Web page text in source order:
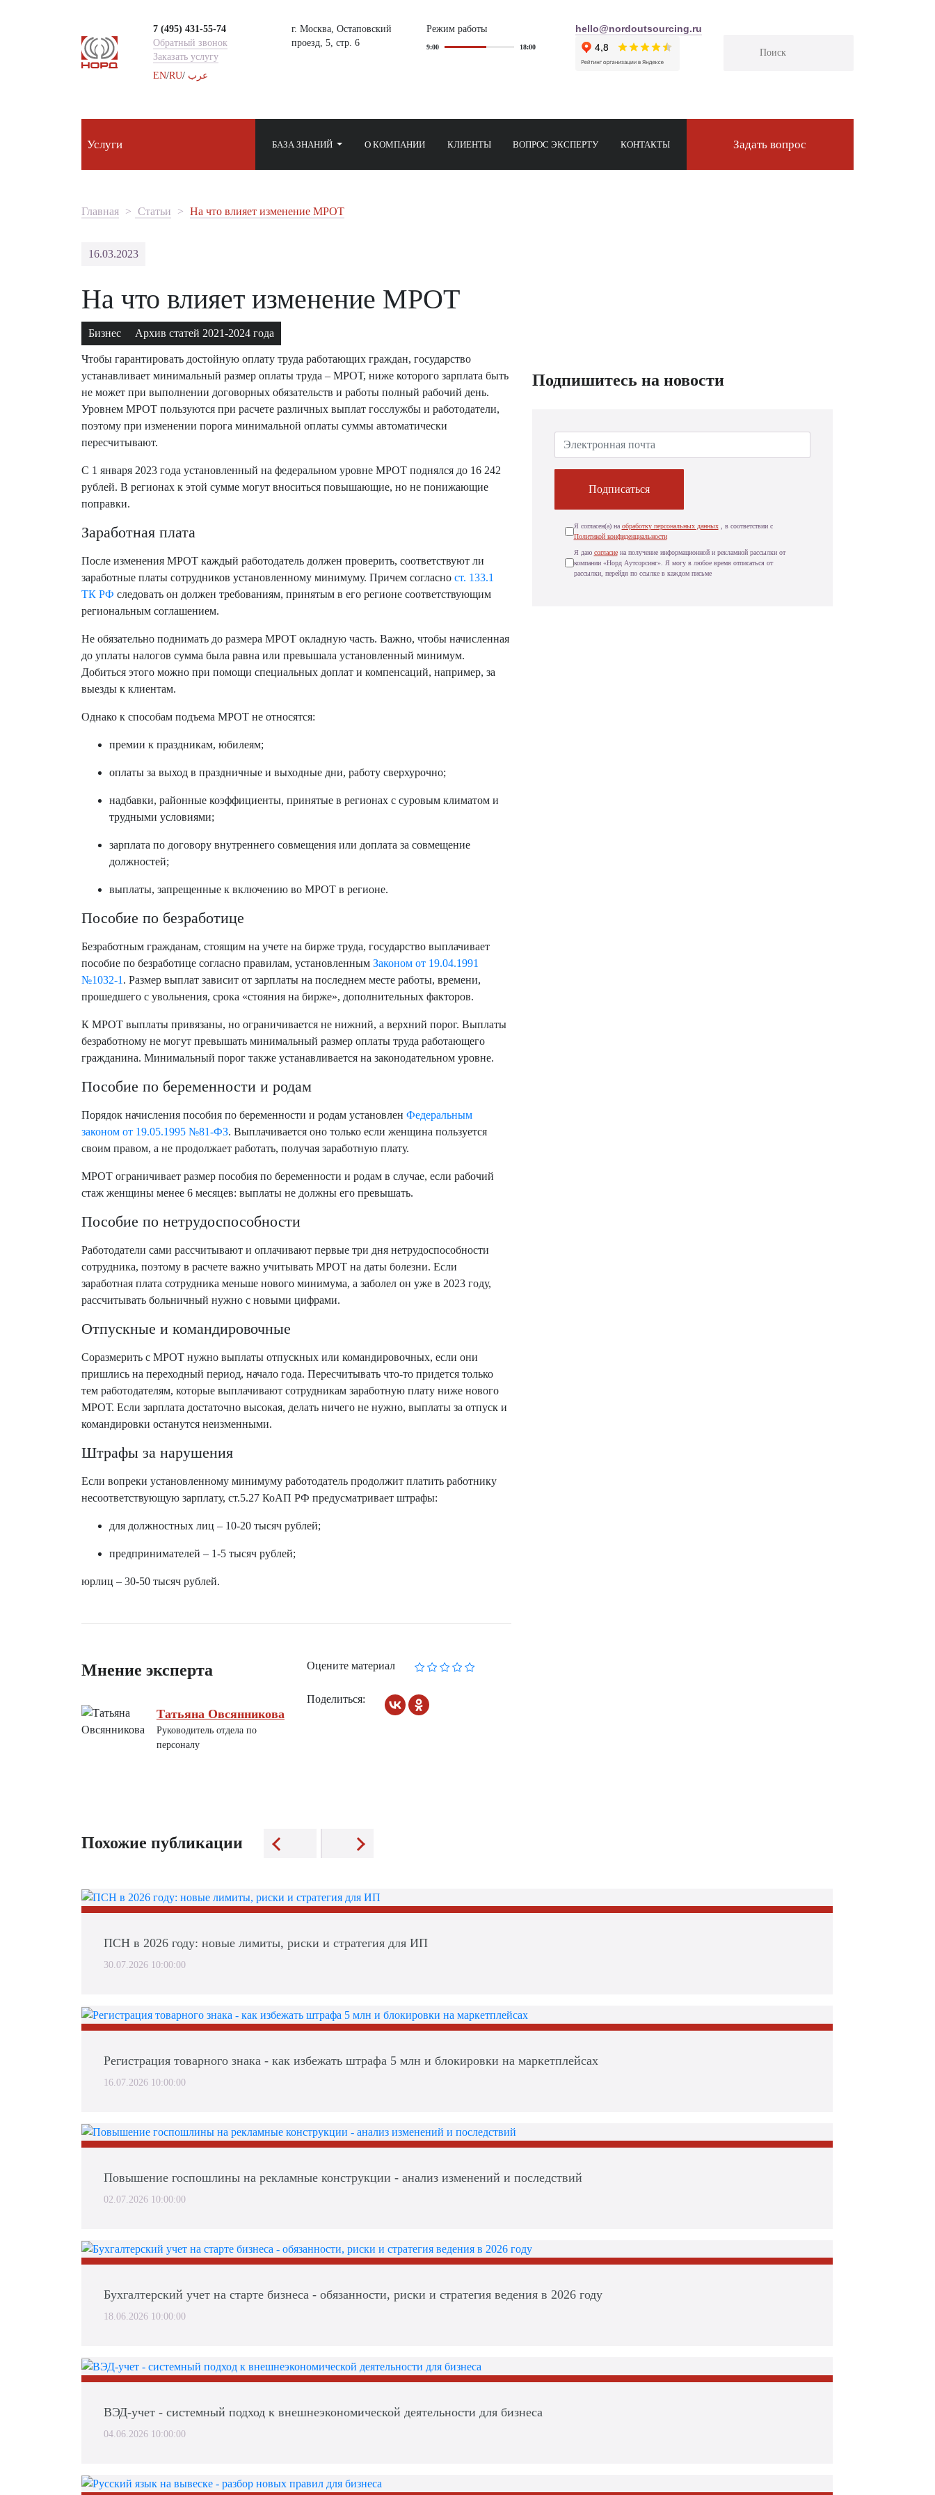
7 (495) 431-55-74
Обратный звонок
Заказать услугу
EN/RU/ عرب
г. Москва, Остаповский
проезд, 5, стр. 6
Режим работы
9:00 18:00
hello@nordoutsourcing.ru
Услуги БАЗА ЗНАНИЙ О КОМПАНИИ КЛИЕНТЫ ВОПРОС ЭКСПЕРТУ КОНТАКТЫ Задать вопрос
Главная Статьи На что влияет изменение МРОТ
16.03.2023
На что влияет изменение МРОТ
Бизнес Архив статей 2021-2024 года
Чтобы гарантировать достойную оплату труда работающих граждан, государство
устанавливает минимальный размер оплаты труда – МРОТ, ниже которого зарплата быть
не может при выполнении договорных обязательств и работы полный рабочий день.
Уровнем МРОТ пользуются при расчете различных выплат госслужбы и работодатели,
поэтому при изменении порога минимальной оплаты суммы автоматически
пересчитывают.
С 1 января 2023 года установленный на федеральном уровне МРОТ поднялся до 16 242
рублей. В регионах к этой сумме могут вноситься повышающие, но не понижающие
поправки.
Заработная плата
После изменения МРОТ каждый работодатель должен проверить, соответствуют ли
заработные платы сотрудников установленному минимуму. Причем согласно ст. 133.1
ТК РФ следовать он должен требованиям, принятым в его регионе соответствующим
региональным соглашением.
Не обязательно поднимать до размера МРОТ окладную часть. Важно, чтобы начисленная
до уплаты налогов сумма была равна или превышала установленный минимум.
Добиться этого можно при помощи специальных доплат и компенсаций, например, за
выезды к клиентам.
Однако к способам подъема МРОТ не относятся:
премии к праздникам, юбилеям;
оплаты за выход в праздничные и выходные дни, работу сверхурочно;
надбавки, районные коэффициенты, принятые в регионах с суровым климатом и
трудными условиями;
зарплата по договору внутреннего совмещения или доплата за совмещение
должностей;
выплаты, запрещенные к включению во МРОТ в регионе.
Пособие по безработице
Безработным гражданам, стоящим на учете на бирже труда, государство выплачивает
пособие по безработице согласно правилам, установленным Законом от 19.04.1991
№1032-1 . Размер выплат зависит от зарплаты на последнем месте работы, времени,
прошедшего с увольнения, срока «стояния на бирже», дополнительных факторов.
К МРОТ выплаты привязаны, но ограничивается не нижний, а верхний порог. Выплаты
безработному не могут превышать минимальный размер оплаты труда работающего
гражданина. Минимальный порог также устанавливается на законодательном уровне.
Пособие по беременности и родам
Порядок начисления пособия по беременности и родам установлен Федеральным
законом от 19.05.1995 №81-ФЗ. Выплачивается оно только если женщина пользуется
своим правом, а не продолжает работать, получая заработную плату.
МРОТ ограничивает размер пособия по беременности и родам в случае, если рабочий
стаж женщины менее 6 месяцев: выплаты не должны его превышать.
Пособие по нетрудоспособности
Работодатели сами рассчитывают и оплачивают первые три дня нетрудоспособности
сотрудника, поэтому в расчете важно учитывать МРОТ на даты болезни. Если
заработная плата сотрудника меньше нового минимума, а заболел он уже в 2023 году,
рассчитывать больничный нужно с новыми цифрами.
Отпускные и командировочные
Соразмерить с МРОТ нужно выплаты отпускных или командировочных, если они
пришлись на переходный период, начало года. Пересчитывать что-то придется только
тем работодателям, которые выплачивают сотрудникам заработную плату ниже нового
МРОТ. Если зарплата достаточно высокая, делать ничего не нужно, выплаты за отпуск и
командировки останутся неизменными.
Штрафы за нарушения
Если вопреки установленному минимуму работодатель продолжит платить работнику
несоответствующую зарплату, ст.5.27 КоАП РФ предусматривает штрафы:
для должностных лиц – 10-20 тысяч рублей;
предпринимателей – 1-5 тысяч рублей;
юрлиц – 30-50 тысяч рублей.
Мнение эксперта
Татьяна Овсянникова
Руководитель отдела по
персоналу
Оцените материал
Поделиться:
Подпишитесь на новости
Подписаться
Я согласен(а) на обработку персональных данных, в соответствии с
Политикой конфиденциальности
Я даю согласиена получение информационной и рекламной рассылки от
компании «Норд Аутсорсинг». Я могу в любое время отписаться от
рассылки, перейдя по ссылке в каждом письме
Похожие публикации
ПСН в 2026 году: новые лимиты, риски и стратегия для ИП
30.07.2026 10:00:00
Регистрация товарного знака - как избежать штрафа 5 млн и блокировки на маркетплейсах
16.07.2026 10:00:00
Повышение госпошлины на рекламные конструкции - анализ изменений и последствий
02.07.2026 10:00:00
Бухгалтерский учет на старте бизнеса - обязанности, риски и стратегия ведения в 2026 году
18.06.2026 10:00:00
ВЭД-учет - системный подход к внешнеэкономической деятельности для бизнеса
04.06.2026 10:00:00